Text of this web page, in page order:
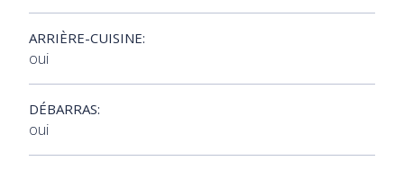
ARRIÈRE-CUISINE:
oui
DÉBARRAS:
oui